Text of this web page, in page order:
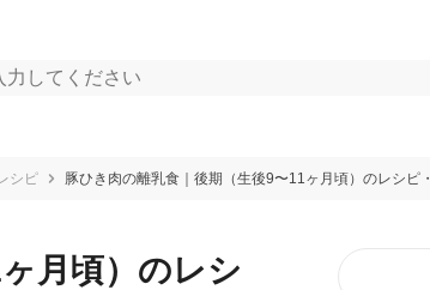
シピ 豚ひき肉の離乳食｜後期（生後9〜11ヶ月頃）のレシピ
月頃）のレシ